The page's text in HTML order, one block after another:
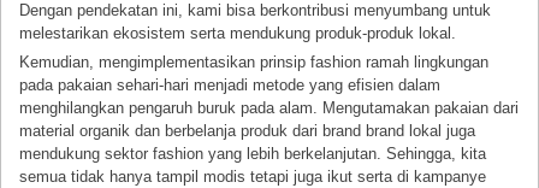
Dengan pendekatan ini, kami bisa berkontribusi menyumbang untuk
melestarikan ekosistem serta mendukung produk-produk lokal.
Kemudian, mengimplementasikan prinsip fashion ramah lingkungan
pada pakaian sehari-hari menjadi metode yang efisien dalam
menghilangkan pengaruh buruk pada alam. Mengutamakan pakaian dari
material organik dan berbelanja produk dari brand brand lokal juga
mendukung sektor fashion yang lebih berkelanjutan. Sehingga, kita
semua tidak hanya tampil modis tetapi juga ikut serta di kampanye